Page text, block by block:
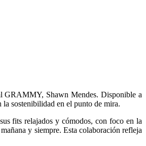
GRAMMY, Shawn Mendes. Disponible a
la sostenibilidad en el punto de mira.
fits relajados y cómodos, con foco en la
y siempre. Esta colaboración refleja